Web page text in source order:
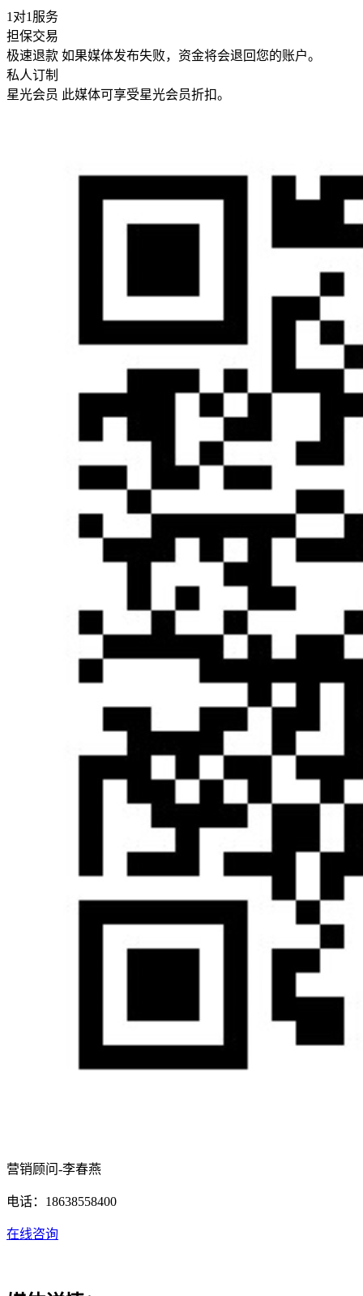
1对1服务
担保交易
极速退款 如果媒体发布失败，资金将会退回您的账户。
私人订制
星光会员 此媒体可享受星光会员折扣。
营销顾问-李春燕
电话：18638558400
在线咨询